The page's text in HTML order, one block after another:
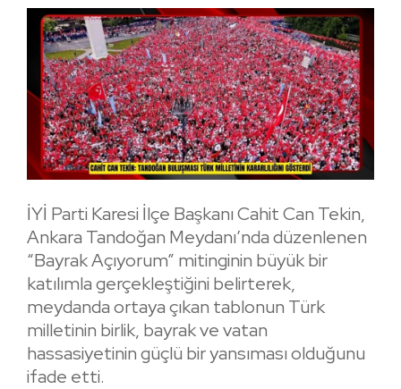
İYİ Parti Karesi İlçe Başkanı Cahit Can Tekin,
Ankara Tandoğan Meydanı’nda düzenlenen
“Bayrak Açıyorum” mitinginin büyük bir
katılımla gerçekleştiğini belirterek,
meydanda ortaya çıkan tablonun Türk
milletinin birlik, bayrak ve vatan
hassasiyetinin güçlü bir yansıması olduğunu
ifade etti.